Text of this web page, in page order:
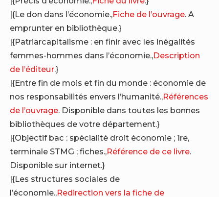
|{Le don dans l’économie.,Fiche de l’ouvrage. A
emprunter en bibliothèque.}
|{Patriarcapitalisme : en finir avec les inégalités
femmes-hommes dans l’économie.,Description
de l’éditeur.}
|{Entre fin de mois et fin du monde : économie de
nos responsabilités envers l’humanité.,Références
de l’ouvrage. Disponible dans toutes les bonnes
bibliothèques de votre département.}
|{Objectif bac : spécialité droit économie ; 1re,
terminale STMG ; fiches.,Référence de ce livre.
Disponible sur internet.}
|{Les structures sociales de
l’économie.,Redirection vers la fiche de